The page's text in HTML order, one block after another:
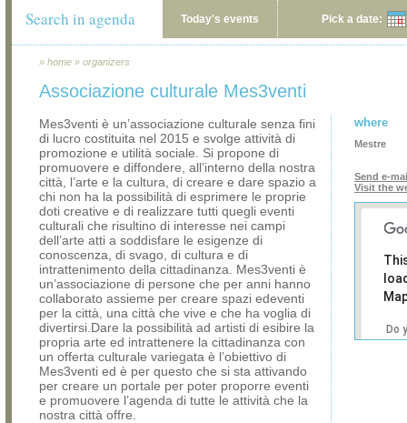
Search in agenda Today's events Pick a date:
» home » organizers
Associazione culturale Mes3venti
Mes3venti è un’associazione culturale senza fini
di lucro costituita nel 2015 e svolge attività di
promozione e utilità sociale. Si propone di
promuovere e diffondere, all’interno della nostra
città, l’arte e la cultura, di creare e dare spazio a
chi non ha la possibilità di esprimere le proprie
doti creative e di realizzare tutti quegli eventi
culturali che risultino di interesse nei campi
dell’arte atti a soddisfare le esigenze di
conoscenza, di svago, di cultura e di
intrattenimento della cittadinanza. Mes3venti è
un’associazione di persone che per anni hanno
collaborato assieme per creare spazi edeventi
per la città, una città che vive e che ha voglia di
divertirsi.Dare la possibilità ad artisti di esibire la
propria arte ed intrattenere la cittadinanza con
un offerta culturale variegata è l’obiettivo di
Mes3venti ed è per questo che si sta attivando
per creare un portale per poter proporre eventi
e promuovere l’agenda di tutte le attività che la
nostra città offre.
where
Mestre
Send e-
Visit the
Do